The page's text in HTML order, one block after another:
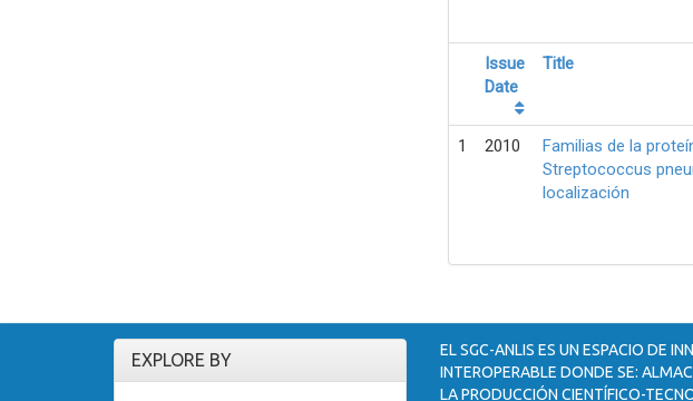
Issue
Date
Title
1 2010
Familias de la
Streptococcus
localización
EXPLORE BY
EL SGC-ANLIS ES UN ESPACIO DE
INTEROPERABLE DONDE SE:
LA PRODUCCIÓN CIENTÍFICO-